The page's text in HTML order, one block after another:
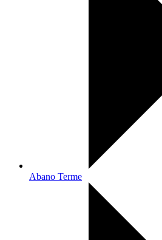
Abano Terme